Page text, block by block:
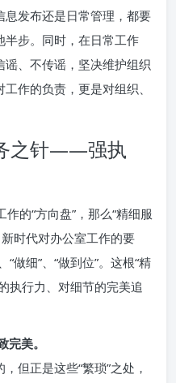
发布还是日常管理，都要
步。同时，在日常工作
、不传谣，坚决维护组织
作的负责，更是对组织、
之针——强执
的“方向盘”，那么“精细服
新时代对办公室工作的要
“做细”、“做到位”。这根“精
执行力、对细节的完美追
美。
但正是这些“繁琐”之处，